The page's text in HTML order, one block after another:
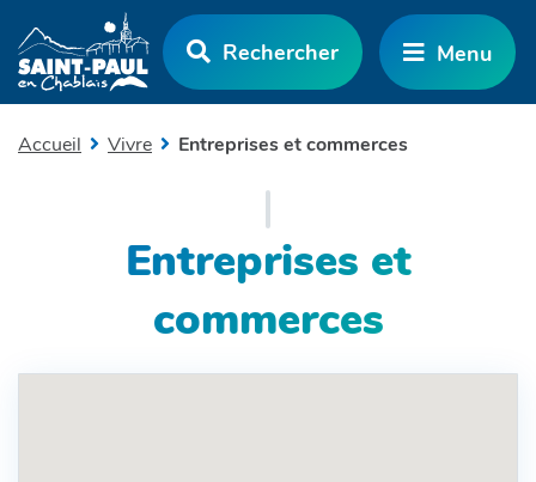
Aller au menu
Aller au contenu
Aller à la recherche
Menu
Rechercher
Accueil Vivre Entreprises et commerces
Entreprises et
commerces